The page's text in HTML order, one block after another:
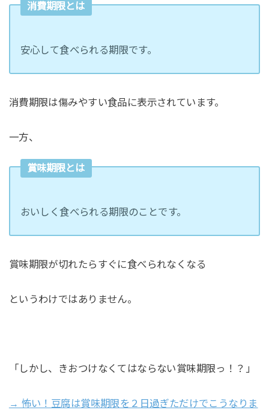
消費期限とは
安心して食べられる期限です。
消費期限は傷みやすい食品に表示されています。
一方、
賞味期限とは
おいしく食べられる期限のことです。
賞味期限が切れたらすぐに食べられなくなる
というわけではありません。
「しかし、きおつけなくてはならない賞味期限っ！？」
→ 怖い！豆腐は賞味期限を２日過ぎただけでこうなりま